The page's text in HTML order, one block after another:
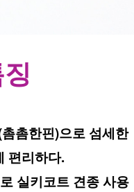
촘한핀)으로 섬세한
편리하다.
실키코트 견종 사용